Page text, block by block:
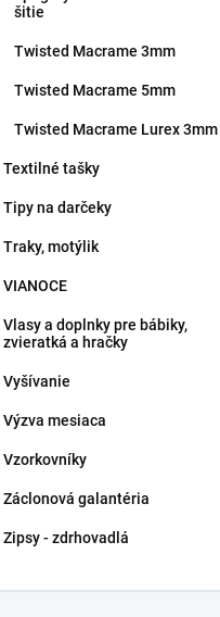
šitie
Twisted Macrame 3mm
Twisted Macrame 5mm
Twisted Macrame Lurex 3mm
Textilné tašky
Tipy na darčeky
Traky, motýlik
VIANOCE
Vlasy a doplnky pre bábiky,
zvieratká a hračky
Vyšívanie
Výzva mesiaca
Vzorkovníky
Záclonová galantéria
Zipsy - zdrhovadlá